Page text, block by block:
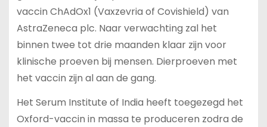
vaccin ChAdOx1 (Vaxzevria of Covishield) van
AstraZeneca plc. Naar verwachting zal het
binnen twee tot drie maanden klaar zijn voor
klinische proeven bij mensen. Dierproeven met
het vaccin zijn al aan de gang.
Het Serum Institute of India heeft toegezegd het
Oxford-vaccin in massa te produceren zodra de